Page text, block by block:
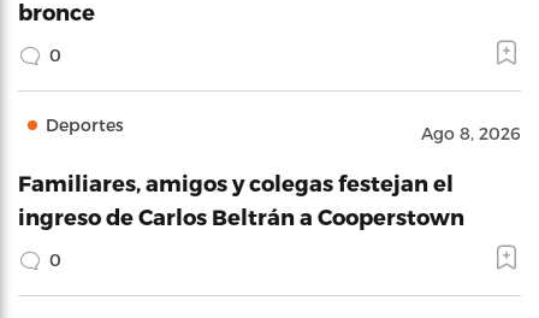
bronce
0
Deportes Ago 8, 2026
Familiares, amigos y colegas festejan el
ingreso de Carlos Beltrán a Cooperstown
0